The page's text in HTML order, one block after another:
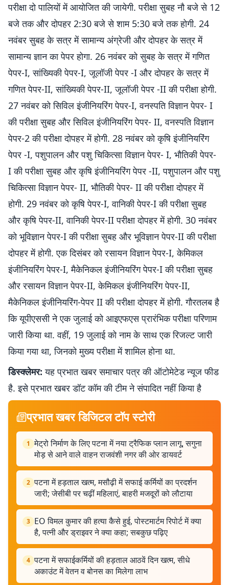
परीक्षा दो पालियों में आयोजित की जायेगी. परीक्षा सुबह नौ बजे से 12
बजे तक और दोपहर 2:30 बजे से शाम 5:30 बजे तक होगी. 24
नवंबर सुबह के सत्र में सामान्य अंग्रेजी और दोपहर के सत्र में
सामान्य ज्ञान का पेपर होगा. 26 नवंबर को सुबह के सत्र में गणित
पेपर-I, सांख्यिकी पेपर-I, जूलॉजी पेपर -I और दोपहर के सत्र में
गणित पेपर-II, सांख्यिकी पेपर-II, जूलॉजी पेपर -II की परीक्षा होगी.
27 नवंबर को सिविल इंजीनियरिंग पेपर-I, वनस्पति विज्ञान पेपर- I
की परीक्षा सुबह और सिविल इंजीनियरिंग पेपर- II, वनस्पति विज्ञान
पेपर-2 की परीक्षा दोपहर में होगी. 28 नवंबर को कृषि इंजीनियरिंग
पेपर -I, पशुपालन और पशु चिकित्सा विज्ञान पेपर- I, भौतिकी पेपर-
I की परीक्षा सुबह और कृषि इंजीनियरिंग पेपर -II, पशुपालन और पशु
चिकित्सा विज्ञान पेपर- II, भौतिकी पेपर- II की परीक्षा दोपहर में
होगी. 29 नवंबर को कृषि पेपर-I, वानिकी पेपर-I की परीक्षा सुबह
और कृषि पेपर-II, वानिकी पेपर-II परीक्षा दोपहर में होगी. 30 नवंबर
को भूविज्ञान पेपर-I की परीक्षा सुबह और भूविज्ञान पेपर-II की परीक्षा
दोपहर में होगी. एक दिसंबर को रसायन विज्ञान पेपर-I, केमिकल
इंजीनियरिंग पेपर-I, मैकेनिकल इंजीनियरिंग पेपर-I की परीक्षा सुबह
और रसायन विज्ञान पेपर-II, केमिकल इंजीनियरिंग पेपर-II,
मैकेनिकल इंजीनियरिंग-पेपर II की परीक्षा दोपहर में होगी. गौरतलब है
कि यूपीएससी ने एक जुलाई को आइएफएस प्रारंभिक परीक्षा परिणाम
जारी किया था. वहीं, 19 जुलाई को नाम के साथ एक रिजल्ट जारी
किया गया था, जिनको मुख्य परीक्षा में शामिल होना था.
डिस्क्लेमर: यह प्रभात खबर समाचार पत्र की ऑटोमेटेड न्यूज फीड
है. इसे प्रभात खबर डॉट कॉम की टीम ने संपादित नहीं किया है
प्रभात खबर डिजिटल टॉप स्टोरी
1 मेट्रो निर्माण के लिए पटना में नया ट्रैफिक प्लान लागू, सगुना
मोड़ से आने वाले वाहन राजवंशी नगर की ओर डायवर्ट
2 पटना में हड़ताल खत्म, मसौढ़ी में सफाई कर्मियों का प्रदर्शन
जारी; जेसीबी पर चढ़ीं महिलाएं, बाहरी मजदूरों को लौटाया
3 EO विमल कुमार की हत्या कैसे हुई, पोस्टमार्टम रिपोर्ट में क्या
है, पत्नी और ड्राइवर ने क्या कहा; सबकुछ पढ़िए
4 पटना में सफाईकर्मियों की हड़ताल आठवें दिन खत्म, सीधे
अकाउंट में वेतन व बोनस का मिलेगा लाभ